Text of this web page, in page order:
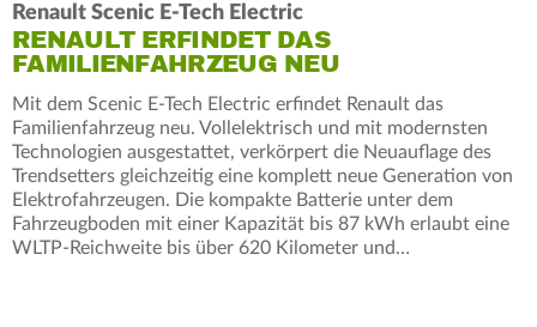
Renault Scenic E-Tech Electric
RENAULT ERFINDET DAS
FAMILIENFAHRZEUG NEU
Mit dem Scenic E-Tech Electric erfindet Renault das
Familienfahrzeug neu. Vollelektrisch und mit modernsten
Technologien ausgestattet, verkörpert die Neuauflage des
Trendsetters gleichzeitig eine komplett neue Generation von
Elektrofahrzeugen. Die kompakte Batterie unter dem
Fahrzeugboden mit einer Kapazität bis 87 kWh erlaubt eine
WLTP-Reichweite bis über 620 Kilometer und…